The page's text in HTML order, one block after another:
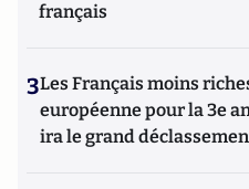
français
3Les Français moins
européenne pour la 3e
ira le grand